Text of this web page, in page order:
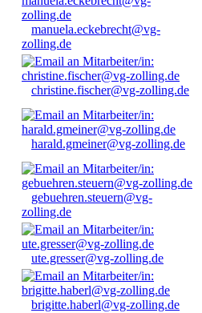
manuela.eckebrecht@vg-
zolling.de
christine.fischer@vg-zolling.de
harald.gmeiner@vg-zolling.de
gebuehren.steuern@vg-
zolling.de
ute.gresser@vg-zolling.de
brigitte.haberl@vg-zolling.de